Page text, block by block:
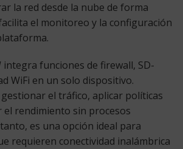
la red desde la nube de forma
el monitoreo y la configuración
integra funciones de firewall, SD-
WiFi en un solo dispositivo.
el tráfico, aplicar políticas
el rendimiento sin procesos
es una opción ideal para
requieren conectividad inalámbrica